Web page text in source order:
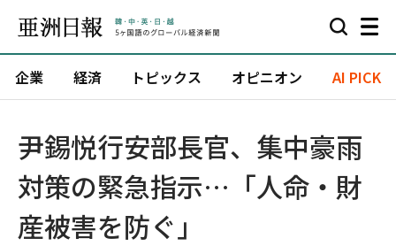
企業 経済 トピックス オピニオン AI PICK
尹錫悦行安部長官、集中豪雨
対策の緊急指示…「人命・財
産被害を防ぐ」